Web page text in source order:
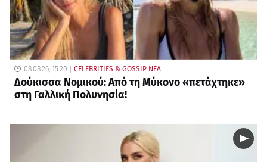
08.08.26, 15:20 CELEBRITIES & GOSSIP ΝΕΑ
Δούκισσα Νομικού: Από τη Μύκονο «πετάχτηκε»
στη Γαλλική Πολυνησία!